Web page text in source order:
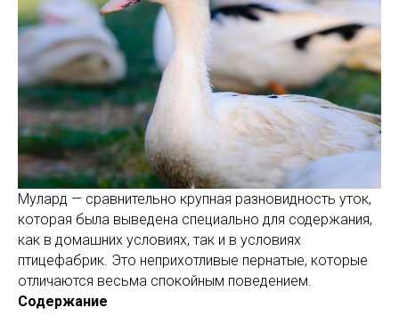
Мулард — сравнительно крупная разновидность уток,
которая была выведена специально для содержания,
как в домашних условиях, так и в условиях
птицефабрик. Это неприхотливые пернатые, которые
отличаются весьма спокойным поведением.
Содержание